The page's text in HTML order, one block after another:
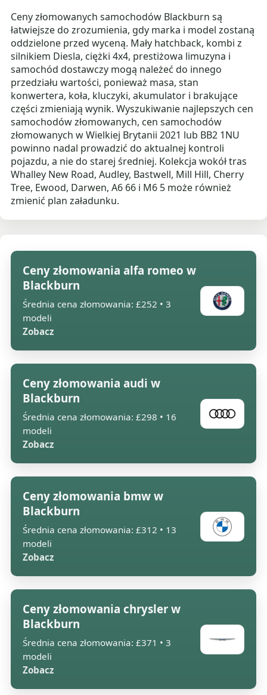
Ceny złomowanych samochodów Blackburn są
łatwiejsze do zrozumienia, gdy marka i model zostaną
oddzielone przed wyceną. Mały hatchback, kombi z
silnikiem Diesla, ciężki 4x4, prestiżowa limuzyna i
samochód dostawczy mogą należeć do innego
przedziału wartości, ponieważ masa, stan
konwertera, koła, kluczyki, akumulator i brakujące
części zmieniają wynik. Wyszukiwanie najlepszych cen
samochodów złomowanych, cen samochodów
złomowanych w Wielkiej Brytanii 2021 lub BB2 1NU
powinno nadal prowadzić do aktualnej kontroli
pojazdu, a nie do starej średniej. Kolekcja wokół tras
Whalley New Road, Audley, Bastwell, Mill Hill, Cherry
Tree, Ewood, Darwen, A6 66 i M6 5 może również
zmienić plan załadunku.
Ceny złomowania alfa romeo w
Blackburn
Średnia cena złomowania: £252 • 3
modeli
Zobacz
Ceny złomowania audi w
Blackburn
Średnia cena złomowania: £298 • 16
modeli
Zobacz
Ceny złomowania bmw w
Blackburn
Średnia cena złomowania: £312 • 13
modeli
Zobacz
Ceny złomowania chrysler w
Blackburn
Średnia cena złomowania: £371 • 3
modeli
Zobacz